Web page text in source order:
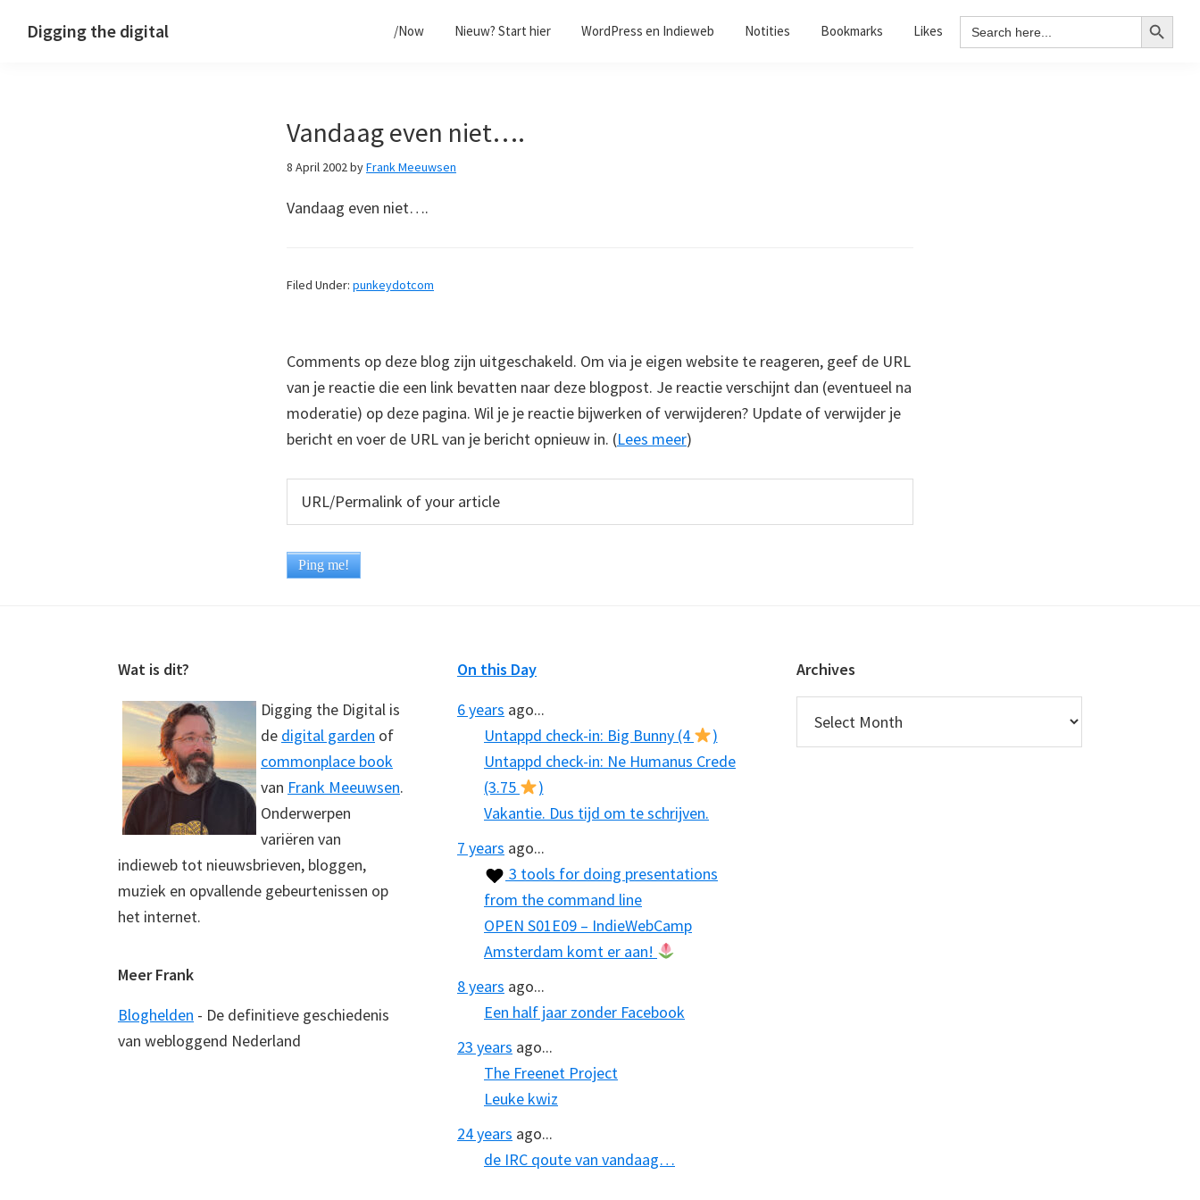
Digging the digital /Now Nieuw? Start hier WordPress en Indieweb Notities Bookmarks Likes Search
for:
Search Button
Vandaag even niet….
8 April 2002byFrank Meeuwsen
Vandaag even niet….
Filed Under: punkeydotcom
Comments op deze blog zijn uitgeschakeld. Om via je eigen website te reageren, geef de URL
van je reactie die een link bevatten naar deze blogpost. Je reactie verschijnt dan (eventueel na
moderatie) op deze pagina. Wil je je reactie bijwerken of verwijderen? Update of verwijder je
bericht en voer de URL van je bericht opnieuw in. (Lees meer)
Wat is dit?
Digging the Digital is
de digital garden of
commonplace book
van Frank Meeuwsen.
Onderwerpen
variëren van
indieweb tot nieuwsbrieven, bloggen,
muziek en opvallende gebeurtenissen op
het internet.
Meer Frank
Bloghelden - De definitieve geschiedenis
van webloggend Nederland
On this Day
6 years ago...
Untappd check-in: Big Bunny (4
)
Untappd check-in: Ne Humanus Crede
(3.75
)
Vakantie. Dus tijd om te schrijven.
7 years ago...
3 tools for doing presentations
from the command line
OPEN S01E09 – IndieWebCamp
Amsterdam komt er aan!
8 years ago...
Een half jaar zonder Facebook
23 years ago...
The Freenet Project
Leuke kwiz
24 years ago...
de IRC qoute van vandaag…
Archives